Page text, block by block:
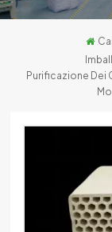
Purificazione Dei